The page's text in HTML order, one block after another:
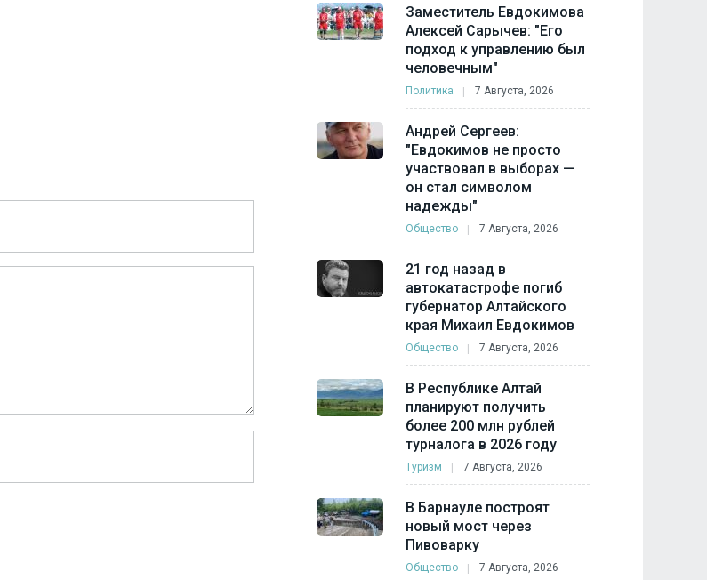
Заместитель Евдокимова
Алексей Сарычев: "Его
подход к управлению был
человечным"
Политика 7 Августа, 2026
Андрей Сергеев:
"Евдокимов не просто
участвовал в выборах —
он стал символом
надежды"
Общество 7 Августа, 2026
21 год назад в
автокатастрофе погиб
губернатор Алтайского
края Михаил Евдокимов
Общество 7 Августа, 2026
В Республике Алтай
планируют получить
более 200 млн рублей
турналога в 2026 году
Туризм 7 Августа, 2026
В Барнауле построят
новый мост через
Пивоварку
Общество 7 Августа, 2026